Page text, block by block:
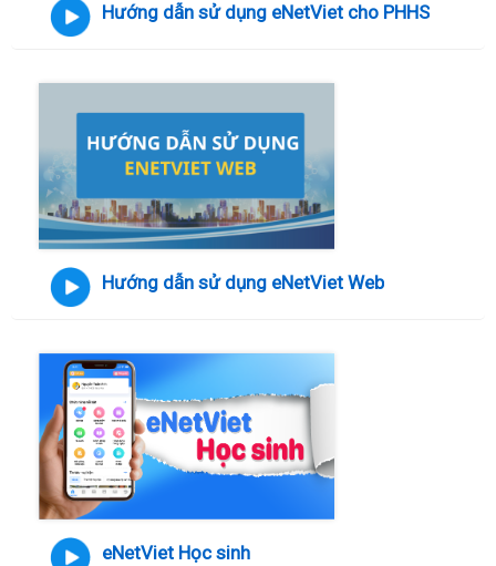
Hướng dẫn sử dụng eNetViet cho PHHS
Hướng dẫn sử dụng eNetViet Web
eNetViet Học sinh